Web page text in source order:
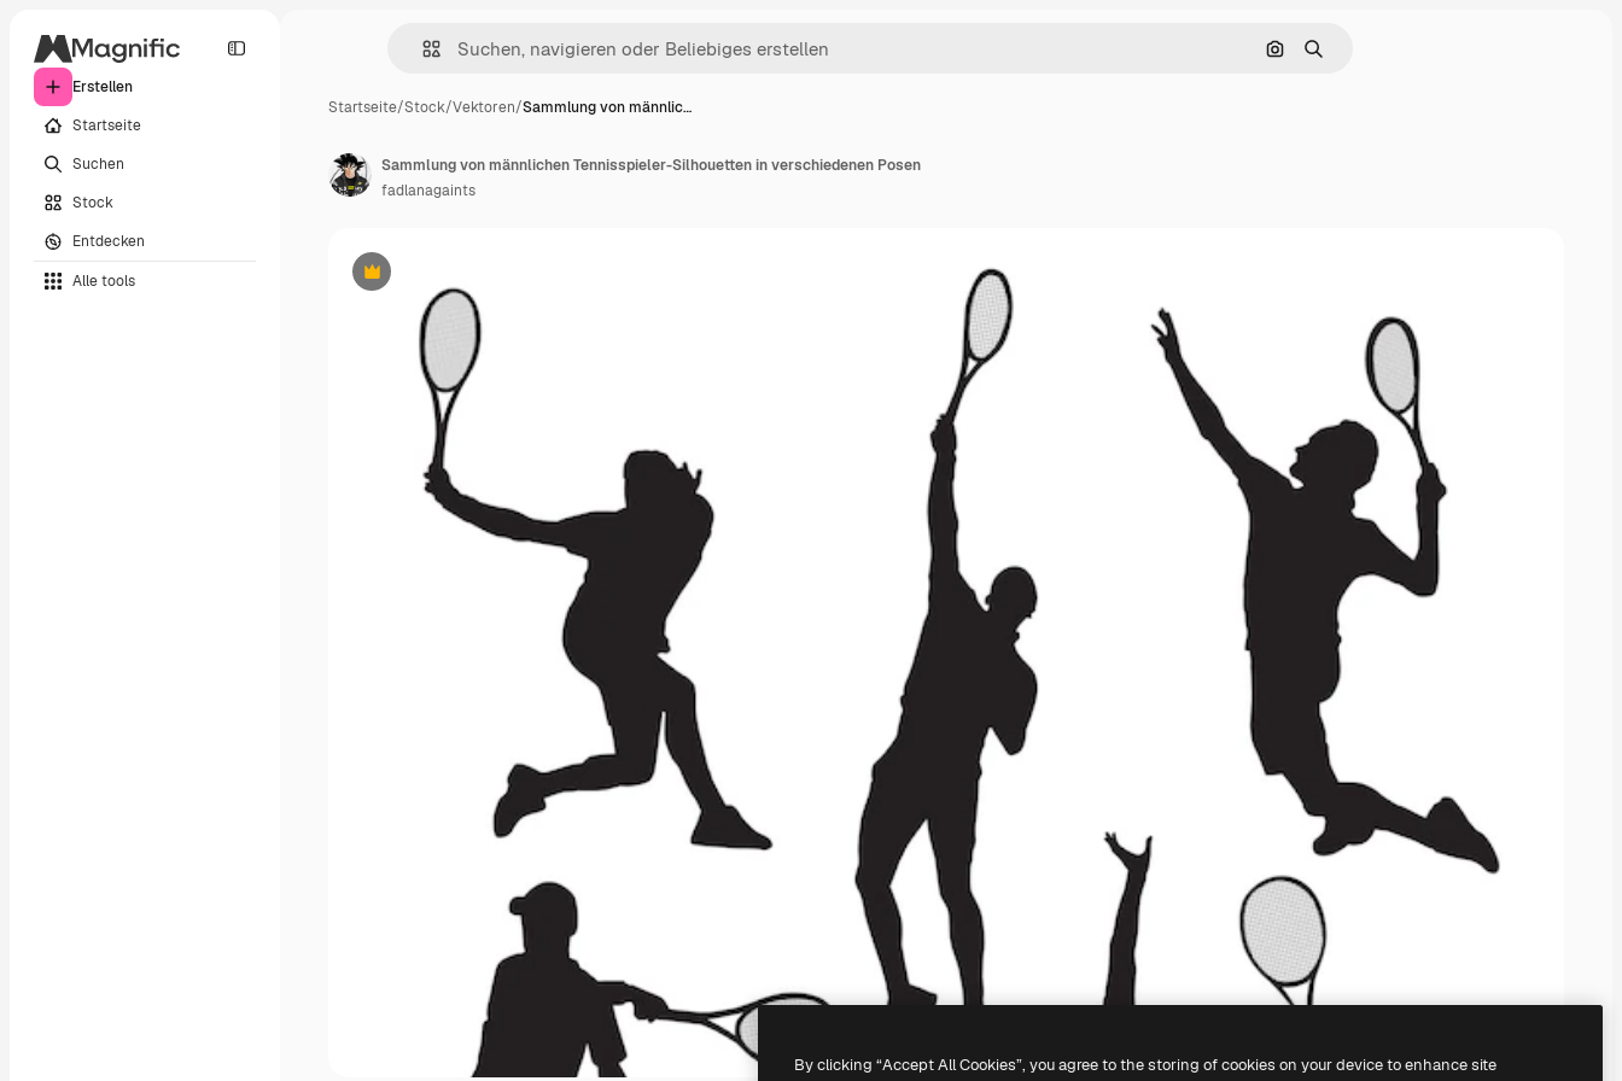
Erstellen
Startseite
Suchen
Stock
Entdecken
Alle tools
Nach Bild suchen
Suchen
Startseite/Stock/Vektoren/Sammlung von männlic…
Premium
Sammlung von männlichen Tennisspieler-Silhouetten in verschiedenen Posen
fadlanagaints
By clicking “Accept All Cookies”, you agree to the storing of cookies on your device to enhance site